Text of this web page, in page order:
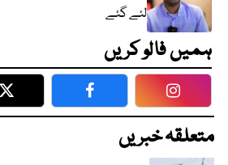
لئے گئے
ہمیں فالو کریں
Twitter Facebook
متعلقہ خبریں